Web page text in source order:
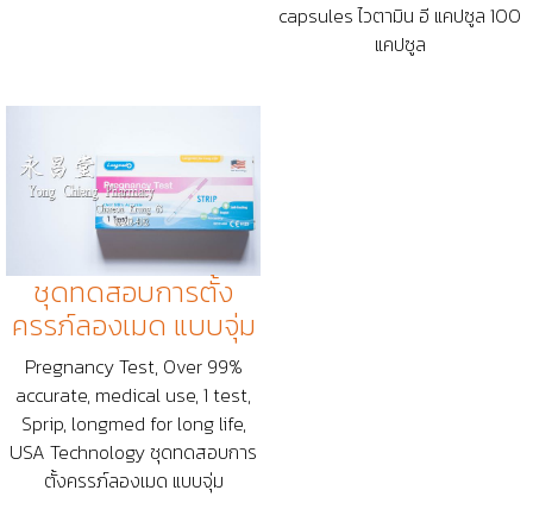
capsules ไวตามิน อี แคปซูล 100
แคปซูล
ชุดทดสอบการตั้ง
ครรภ์ลองเมด แบบจุ่ม
Pregnancy Test, Over 99%
accurate, medical use, 1 test,
Sprip, longmed for long life,
USA Technology ชุดทดสอบการ
ตั้งครรภ์ลองเมด แบบจุ่ม